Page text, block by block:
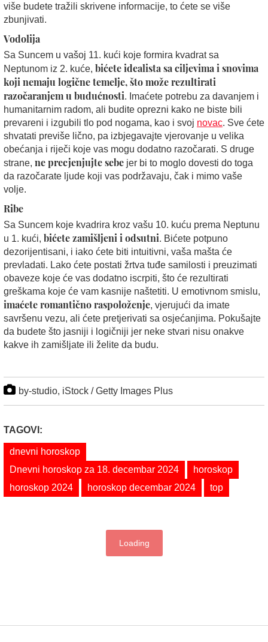
više budete tražili skrivene informacije, to ćete se više
zbunjivati.
Vodolija
Sa Suncem u vašoj 11. kući koje formira kvadrat sa
Neptunom iz 2. kuće, bićete idealista sa ciljevima i snovima
koji nemaju logične temelje, što može rezultirati
razočaranjem u budućnosti. Imaćete potrebu za davanjem i
humanitarnim radom, ali budite oprezni kako ne biste bili
prevareni i izgubili tlo pod nogama, kao i svoj novac. Sve ćete
shvatati previše lično, pa izbjegavajte vjerovanje u velika
obećanja i riječi koje vas mogu dodatno razočarati. S druge
strane, ne precjenjujte sebe jer bi to moglo dovesti do toga
da razočarate ljude koji vas podržavaju, čak i mimo vaše
volje.
Ribe
Sa Suncem koje kvadrira kroz vašu 10. kuću prema Neptunu
u 1. kući, bićete zamišljeni i odsutni. Bićete potpuno
dezorijentisani, i iako ćete biti intuitivni, vaša mašta će
prevladati. Lako ćete postati žrtva tuđe samilosti i preuzimati
obaveze koje će vas dodatno iscrpiti, što će rezultirati
greškama koje će vam kasnije naštetiti. U emotivnom smislu,
imaćete romantično raspoloženje, vjerujući da imate
savršenu vezu, ali ćete pretjerivati sa osjećanjima. Pokušajte
da budete što jasniji i logičniji jer neke stvari nisu onakve
kakve ih zamišljate ili želite da budu.
by-studio, iStock / Getty Images Plus
TAGOVI:
dnevni horoskop
Dnevni horoskop za 18. decembar 2024
horoskop
horoskop 2024
horoskop decembar 2024 top
Loading